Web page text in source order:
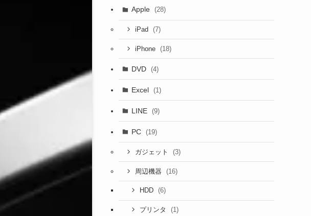
Apple (28)
iPad (7)
iPhone (18)
DVD (4)
Excel (1)
LINE (9)
PC (19)
ガジェット (3)
周辺機器 (16)
HDD (6)
プリンタ (1)